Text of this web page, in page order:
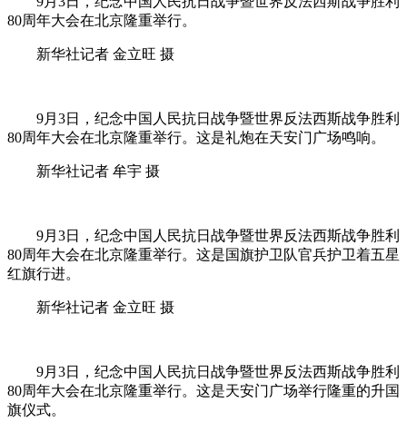
80周年大会在北京隆重举行。
新华社记者 金立旺 摄
9月3日，纪念中国人民抗日战争暨世界反法西斯战争胜利
80周年大会在北京隆重举行。这是礼炮在天安门广场鸣响。
新华社记者 牟宇 摄
9月3日，纪念中国人民抗日战争暨世界反法西斯战争胜利
80周年大会在北京隆重举行。这是国旗护卫队官兵护卫着五星
红旗行进。
新华社记者 金立旺 摄
9月3日，纪念中国人民抗日战争暨世界反法西斯战争胜利
80周年大会在北京隆重举行。这是天安门广场举行隆重的升国
旗仪式。